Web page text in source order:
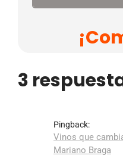
3
Pingback:
Vinos que
Mariano Braga